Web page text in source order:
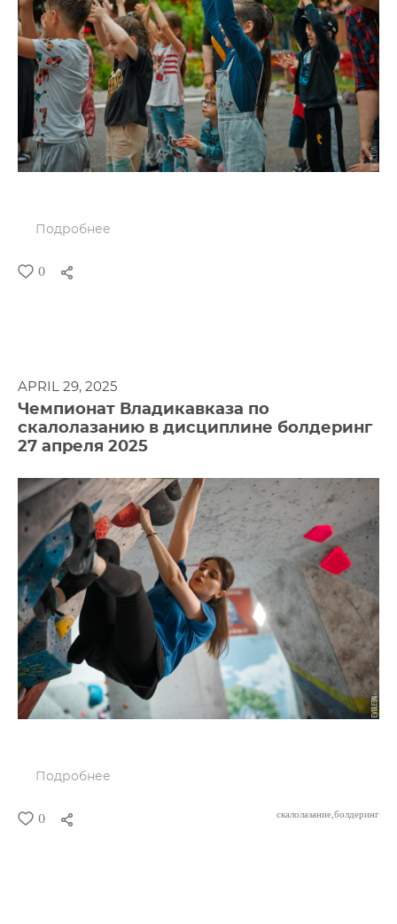
Подробнее
0
APRIL 29, 2025
Чемпионат Владикавказа по
скалолазанию в дисциплине болдеринг
27 апреля 2025
Подробнее
0 скалолазание, болдеринг